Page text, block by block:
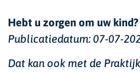
Hebt u zorgen om uw
Publicatiedatum: 07-07-
Dat kan ook met de